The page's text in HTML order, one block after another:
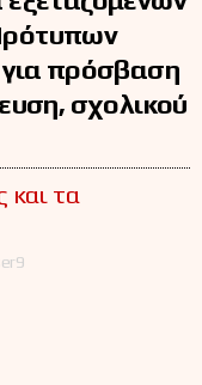
πρόσβαση
σχολικού
και τα